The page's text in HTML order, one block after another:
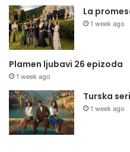
La
1 week ago
Plamen ljubavi 26 epizoda
1 week ago
Turska
1 week ago